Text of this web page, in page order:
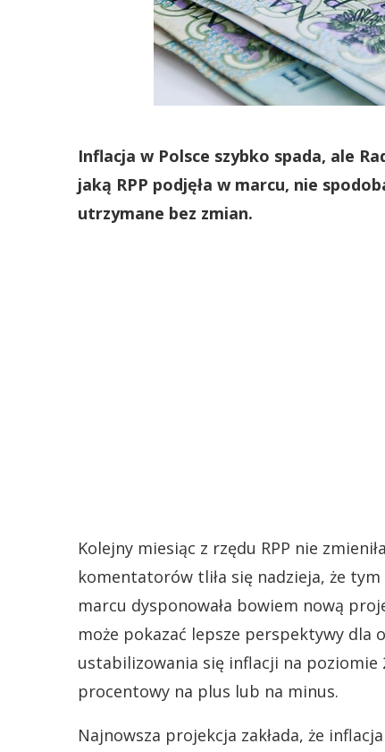
Inflacja w Polsce szybko spada, ale
jaką RPP podjęła w marcu, nie
utrzymane bez zmian.
Kolejny miesiąc z rzędu RPP nie
komentatorów tliła się nadzieja, że
marcu dysponowała bowiem nową
może pokazać lepsze perspektywy dla
ustabilizowania się inflacji na
procentowy na plus lub na minus.
Najnowsza projekcja zakłada, że